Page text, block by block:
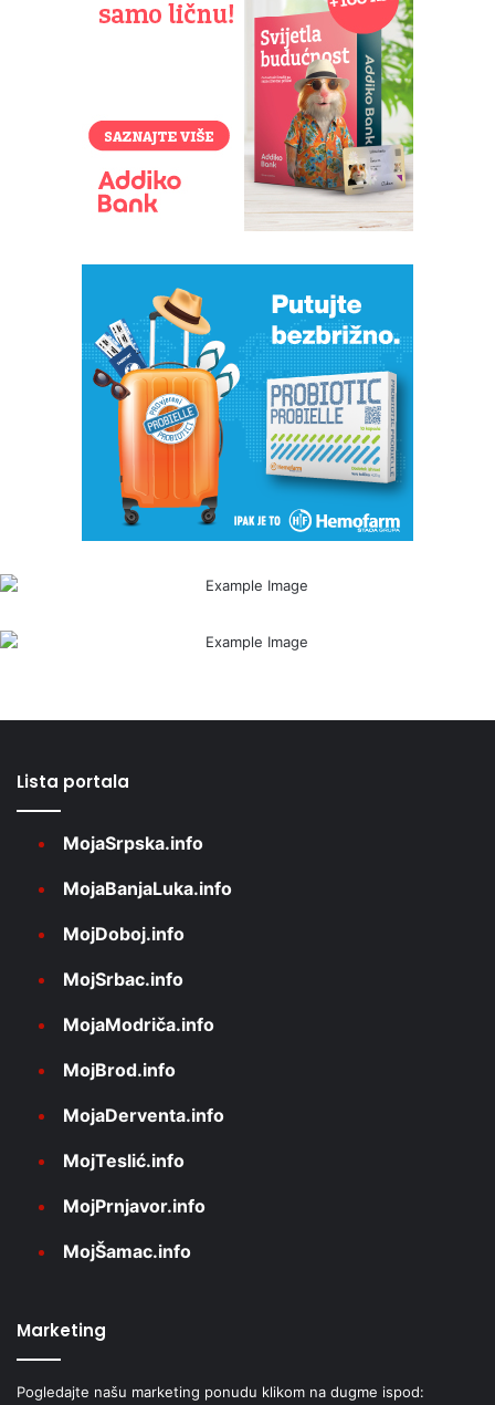
Lista portala
MojaSrpska.info
MojaBanjaLuka.info
MojDoboj.info
MojSrbac.info
MojaModriča.info
MojBrod.info
MojaDerventa.info
MojTeslić.info
MojPrnjavor.info
MojŠamac.info
Marketing
Pogledajte našu marketing ponudu klikom na dugme ispod: